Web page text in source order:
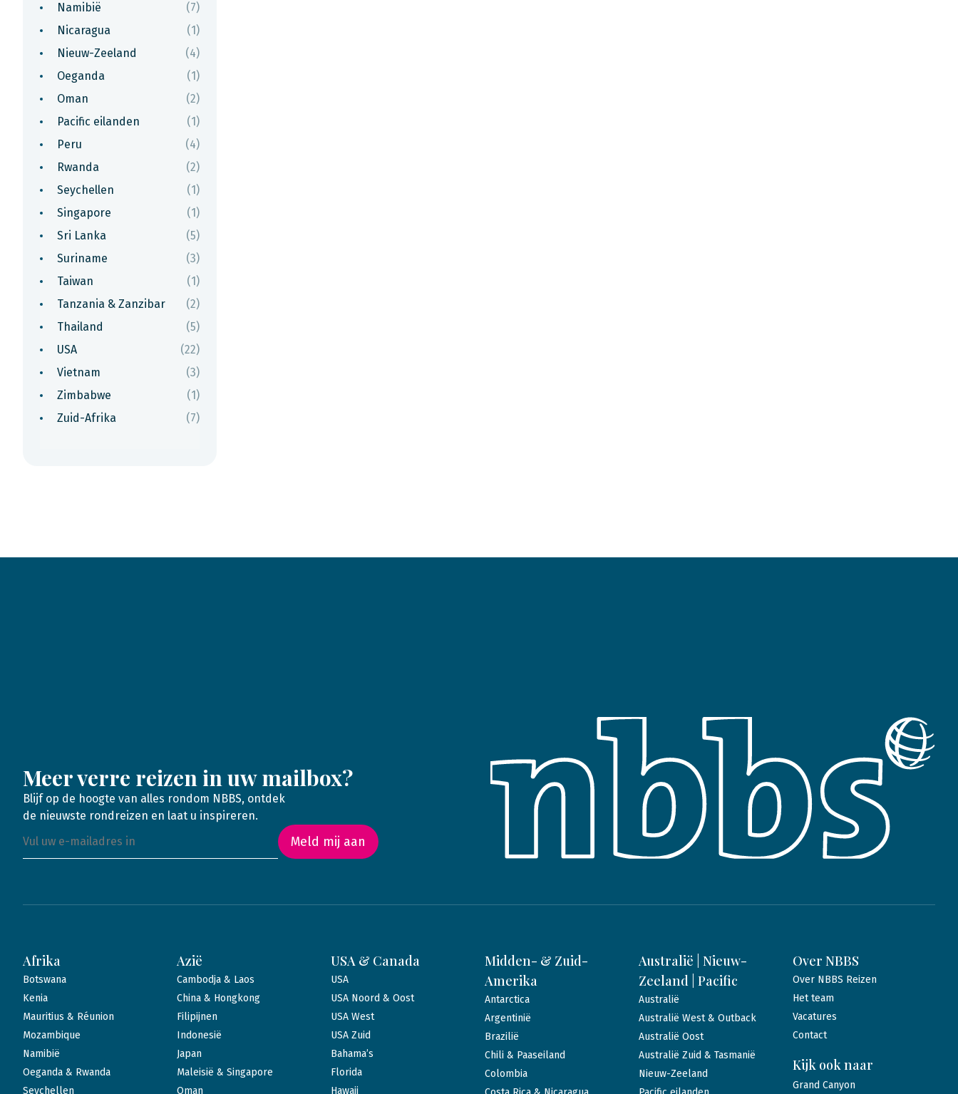
Namibië
(7)
Nicaragua
(1)
Nieuw-Zeeland
(4)
Oeganda
(1)
Oman
(2)
Pacific eilanden
(1)
Peru
(4)
Rwanda
(2)
Seychellen
(1)
Singapore
(1)
Sri Lanka
(5)
Suriname
(3)
Taiwan
(1)
Tanzania & Zanzibar
(2)
Thailand
(5)
USA
(22)
Vietnam
(3)
Zimbabwe
(1)
Zuid-Afrika
(7)
Meer verre reizen in uw mailbox?
Blijf op de hoogte van alles rondom NBBS, ontdek
de nieuwste rondreizen en laat u inspireren.
Meld mij aan
Afrika
Botswana
Kenia
Mauritius & Réunion
Mozambique
Namibië
Oeganda & Rwanda
Seychellen
Azië
Cambodja & Laos
China & Hongkong
Filipijnen
Indonesië
Japan
Maleisië & Singapore
Oman
USA & Canada
USA
USA Noord & Oost
USA West
USA Zuid
Bahama’s
Florida
Hawaii
Midden- & Zuid-
Amerika
Antarctica
Argentinië
Brazilië
Chili & Paaseiland
Colombia
Australië | Nieuw-
Zeeland | Pacific
Australië
Australië West & Outback
Australië Oost
Australië Zuid & Tasmanië
Nieuw-Zeeland
Over NBBS
Over NBBS Reizen
Het team
Vacatures
Contact
Kijk ook naar
Grand Canyon